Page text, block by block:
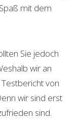
mit dem
Sie jedoch
wir an
von
wir sind erst
sind.